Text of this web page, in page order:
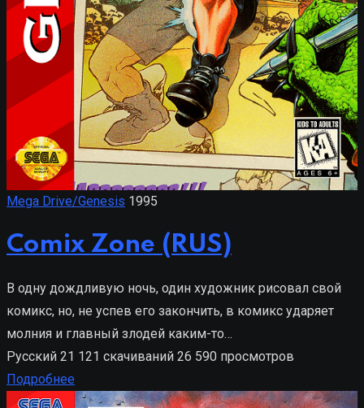
Mega Drive/Genesis 1995
Comix Zone (RUS)
В одну дождливую ночь, один художник рисовал свой
комикс, но, не успев его закончить, в комикс ударяет
молния и главный злодей каким-то…
Русский 21 121 скачиваний 26 590 просмотров
Подробнее